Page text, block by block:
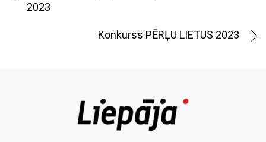
2023
Konkurss PĒRĻU LIETUS 2023